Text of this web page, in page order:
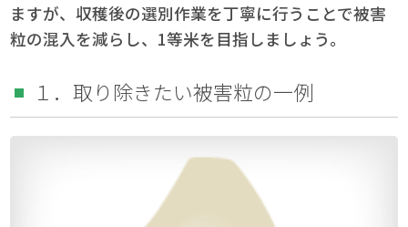
ますが、収穫後の選別作業を丁寧に行うことで被害
粒の混入を減らし、1等米を目指しましょう。
１．取り除きたい被害粒の一例